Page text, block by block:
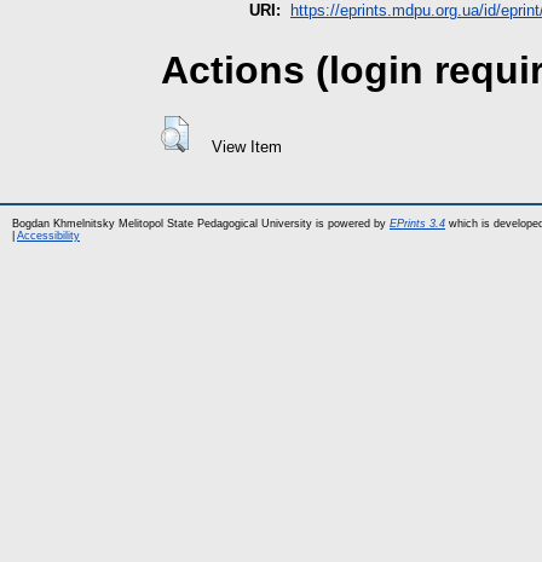
URI:
https://eprints.mdpu.org.ua/id/
Actions (login
View Item
Bogdan Khmelnitsky Melitopol State Pedagogical University is powered by EPrints 3.4 which is
Accessibility